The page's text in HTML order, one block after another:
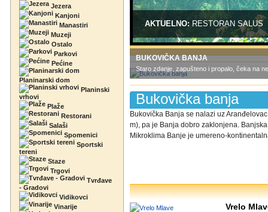
Jezera
Kanjoni
Manastiri
Muzeji
Ostalo
Parkovi
Pećine
Planinarski dom
Planinski
vrhovi
Plaže
Restorani
Salaši
Spomenici
Sportski
tereni
Staze
Trgovi
Tvrđave
- Gradovi
Vidikovci
Vinarije
AKTUELNO:RESTORAN SALUS
BUKOVIČKA BANJA
Staro zdanje, zapušteno i propalo, čeka na
Bukovička banja
Bukovička Banja se nalazi uz
m), pa je Banja dobro zaklonjena.
Mikroklima Banje je umereno-
Vrelo